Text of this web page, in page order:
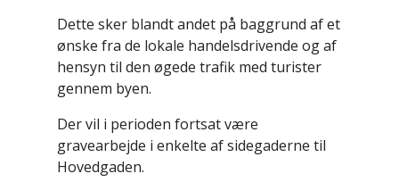
Dette sker blandt andet på baggrund af et
ønske fra de lokale handelsdrivende og af
hensyn til den øgede trafik med turister
gennem byen.
Der vil i perioden fortsat være
gravearbejde i enkelte af sidegaderne til
Hovedgaden.